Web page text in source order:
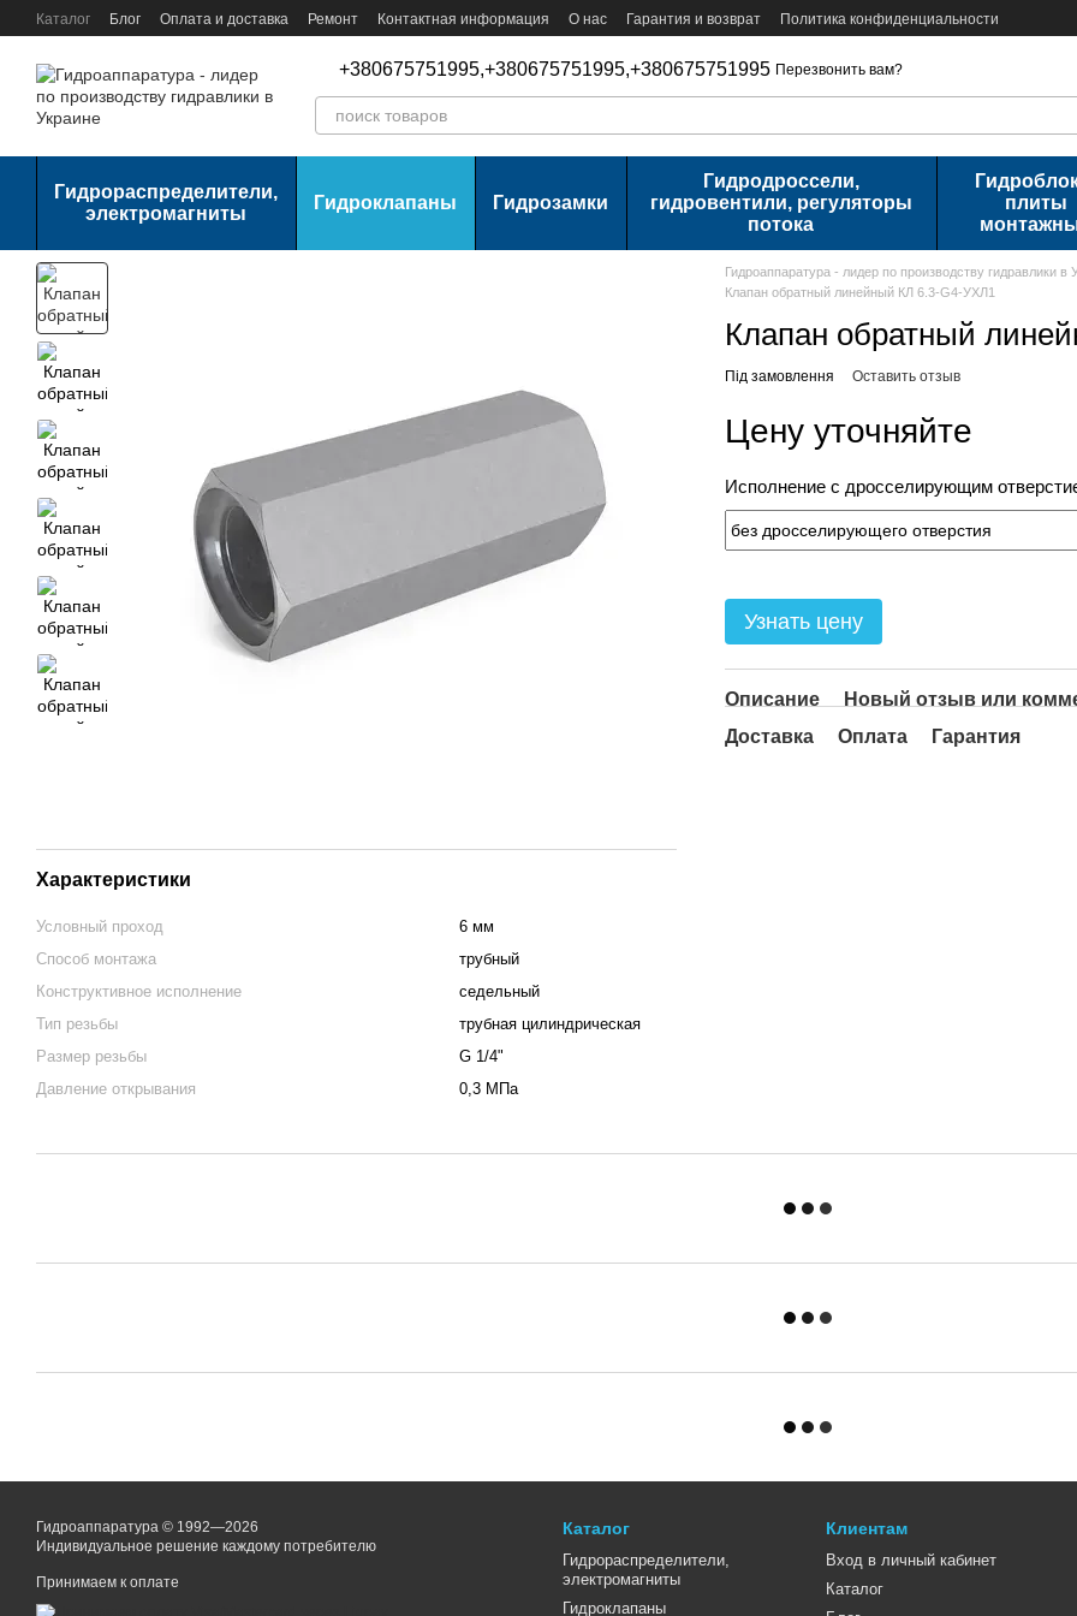
Перейти к основному контенту
Каталог Блог Оплата и доставка Ремонт Контактная информация О нас Гарантия и возврат Политика конфиденциальности
+380675751995,+380675751995,+380675751995 Перезвонить вам?
Гидрораспределители,
электромагниты
Гидроклапаны Гидрозамки
Гидродроссели,
гидровентили, регуляторы
потока
плиты
Характеристики
Условный проход
6 мм
Способ монтажа
трубный
Конструктивное исполнение
седельный
Тип резьбы
трубная цилиндрическая
Размер резьбы
G 1/4"
Давление открывания
0,3 МПа
Гидроаппаратура - лидер по производству гидравлики в
Клапан обратный линейный КЛ 6.3-G4-УХЛ1
Клапан обратный
Під замовлення Оставить отзыв
Цену уточняйте
Исполнение с дросселирующим
Узнать цену
Описание
Новый отзыв или
Доставка
Оплата Гарантия
Гидроаппаратура © 1992—2026
Индивидуальное решение каждому потребителю
Принимаем к оплате
Каталог
Гидрораспределители,
электромагниты
Гидроклапаны
Клиентам
Вход в личный кабинет
Каталог